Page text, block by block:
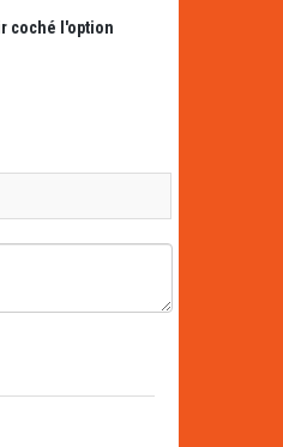
coché l'option